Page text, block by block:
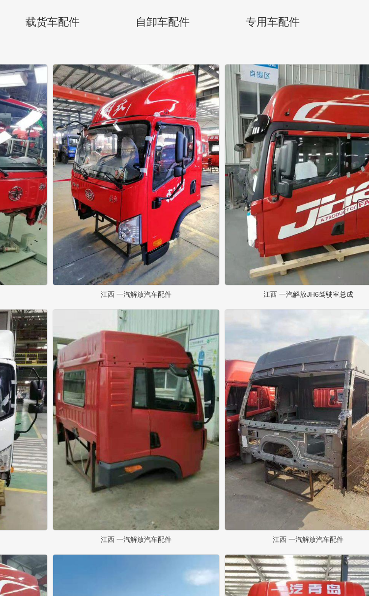
载货车配件 自卸车配件 专用车配件
江西 一汽解放汽车配件 江西 一汽解放JH6驾驶室总成
江西 一汽解放汽车配件 江西 一汽解放汽车配件